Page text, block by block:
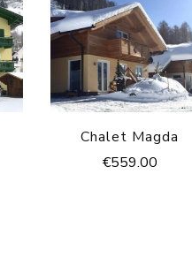
Chalet Magda
€559.00